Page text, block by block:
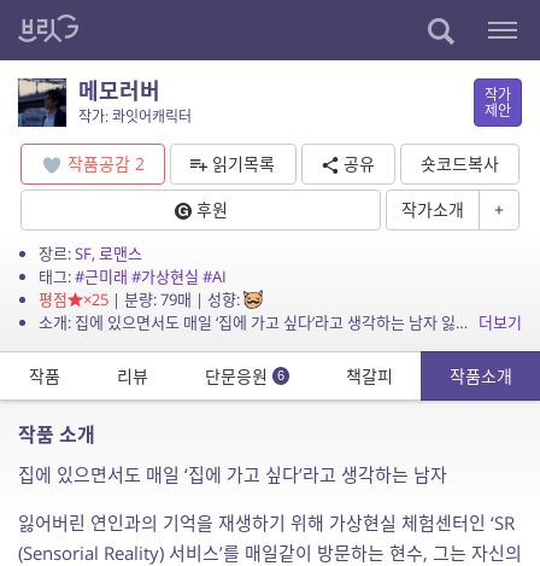
메모러버
작가: 콰잇어캐릭터
작가
제안
작품공감 2 읽기목록 공유
숏코드복사
후원
작가소개 +
장르:SF,로맨스
태그:#근미래 #가상현실 #AI
평점
×25| 분량: 79매 | 성향:
소개: 집에 있으면서도 매일 ‘집에 가고 싶다’라고 생각하는 남자 잃어버린 연인과의 기억을 재생하기 위해 가상현실 체험센터인 ‘SR(Sensorial Reality) 서비스’를 매일같이 ... 더보기
작품 리뷰 단문응원 6 책갈피 작품소개
작품 소개
집에 있으면서도 매일 ‘집에 가고 싶다’라고 생각하는 남자
잃어버린 연인과의 기억을 재생하기 위해 가상현실 체험센터인 ‘SR
(Sensorial Reality) 서비스’를 매일같이 방문하는 현수, 그는 자신의